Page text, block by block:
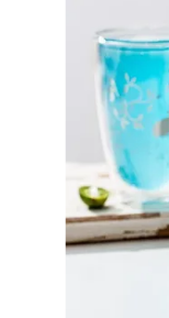
PRIVACY
POLICY